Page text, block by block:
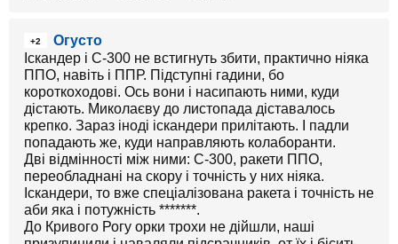
+2
Огусто
Іскандер і С-300 не встигнуть збити, практично ніяка
ППО, навіть і ППР. Підступні гадини, бо
короткоходові. Ось вони і насипають ними, куди
дістають. Миколаєву до листопада діставалось
крепко. Зараз іноді іскандери прилітають. І падли
попадають же, куди направляють колаборанти.
Дві відмінності між ними: С-300, ракети ППО,
переобладнані на скору і точність у них ніяка.
Іскандери, то вже спеціалізована ракета і точність не
аби яка і потужність *******.
До Кривого Рогу орки трохи не дійшли, наші